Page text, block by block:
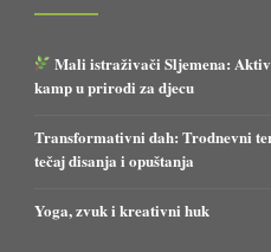
Mali istraživači Sljemena:
kamp u prirodi za djecu
Transformativni dah: Trodnevni
tečaj disanja i opuštanja
Yoga, zvuk i kreativni huk